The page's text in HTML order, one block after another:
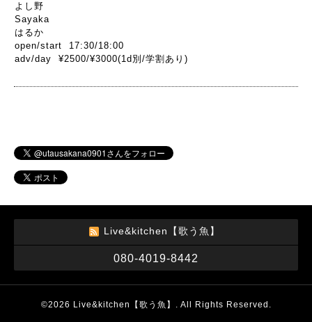
よし野
Sayaka
はるか
open/start 17:30/18:00
adv/day ¥2500/¥3000(1d別/学割あり)
Live&kitchen【歌う魚】
080-4019-8442
©2026 Live&kitchen【歌う魚】 . All Rights Reserved.